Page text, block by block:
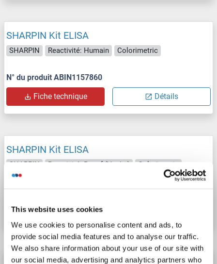
This website uses cookies
We use cookies to personalise content and ads, to
provide social media features and to analyse our traffic.
We also share information about your use of our site with
our social media, advertising and analytics partners who
SHARPIN Kit ELISA
SHARPIN Reactivité: Humain Colorimetric
N° du produit ABIN1157860
Fiche technique Détails
SHARPIN Kit ELISA
SHARPIN Reactivité: Boeuf (Vache) Colorimetric
N° du produit ABIN1157859
Fiche technique